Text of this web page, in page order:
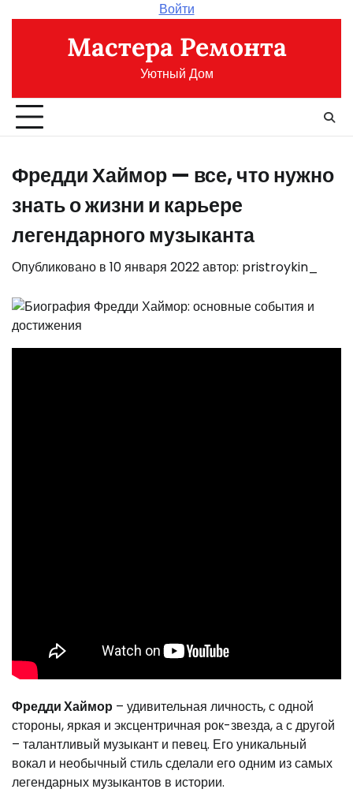
содержимому
Войти
Мастера Ремонта
Уютный Дом
Фредди Хаймор — все, что нужно
знать о жизни и карьере
легендарного музыканта
Опубликовано в 10 января 2022автор: pristroykin_
Фредди Хаймор – удивительная личность, с одной
стороны, яркая и эксцентричная рок-звезда, а с другой
– талантливый музыкант и певец. Его уникальный
вокал и необычный стиль сделали его одним из самых
легендарных музыкантов в истории.